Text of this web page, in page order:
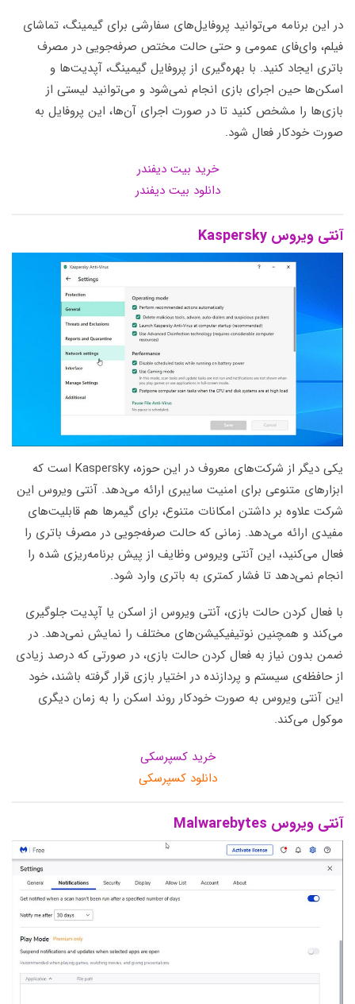
در این برنامه می‌توانید پروفایل‌های سفارشی برای گیمینگ، تماشای
فیلم، وای‌فای عمومی و حتی حالت مختص صرفه‌جویی در مصرف
باتری ایجاد کنید. با بهره‌گیری از پروفایل گیمینگ، آپدیت‌ها و
اسکن‌ها حین اجرای بازی انجام نمی‌شود و می‌توانید لیستی از
بازی‌ها را مشخص کنید تا در صورت اجرای آن‌ها، این پروفایل به
صورت خودکار فعال شود.
خرید بیت دیفندر
دانلود بیت دیفندر
آنتی ویروس Kaspersky
یکی دیگر از شرکت‌های معروف در این حوزه، Kaspersky است که
ابزارهای متنوعی برای امنیت سایبری ارائه می‌دهد. آنتی ویروس این
شرکت علاوه بر داشتن امکانات متنوع، برای گیمرها هم قابلیت‌های
مفیدی ارائه می‌دهد. زمانی که حالت صرفه‌جویی در مصرف باتری را
فعال می‌کنید، این آنتی ویروس وظایف از پیش برنامه‌ریزی شده را
انجام نمی‌دهد تا فشار کمتری به باتری وارد شود.
با فعال کردن حالت بازی، آنتی ویروس از اسکن یا آپدیت جلوگیری
می‌کند و همچنین نوتیفیکیشن‌های مختلف را نمایش نمی‌دهد. در
ضمن بدون نیاز به فعال کردن حالت بازی، در صورتی که درصد زیادی
از حافظه‌ی سیستم و پردازنده در اختیار بازی قرار گرفته باشند، خود
این آنتی ویروس به صورت خودکار روند اسکن را به زمان دیگری
موکول می‌کند.
خرید کسپرسکی
دانلود کسپرسکی
آنتی ویروس Malwarebytes